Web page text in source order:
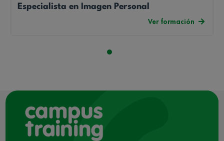
Especialista en Imagen Personal
Ver formación